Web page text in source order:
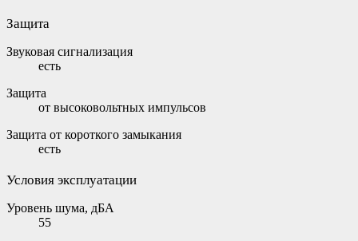
Защита
Звуковая сигнализация
есть
Защита
от высоковольтных импульсов
Защита от короткого замыкания
есть
Условия эксплуатации
Уровень шума, дБА
55